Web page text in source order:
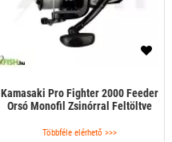
Kamasaki Pro Fighter 2000 Feeder
Orsó Monofil Zsinórral Feltöltve
Többféle elérhető >>>